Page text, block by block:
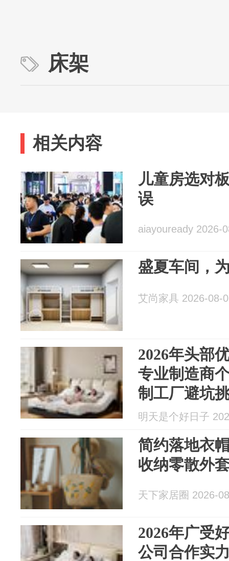
床架
相关内容
儿童房选对
误
aiayouready 2026-
盛夏车间，
艾尚家具 2026-08-
2026年头部
专业制造商
制工厂避坑
明天是个好日子
简约落地衣
收纳零散外
天下家居圈 2026-
2026年广受
公司合作实